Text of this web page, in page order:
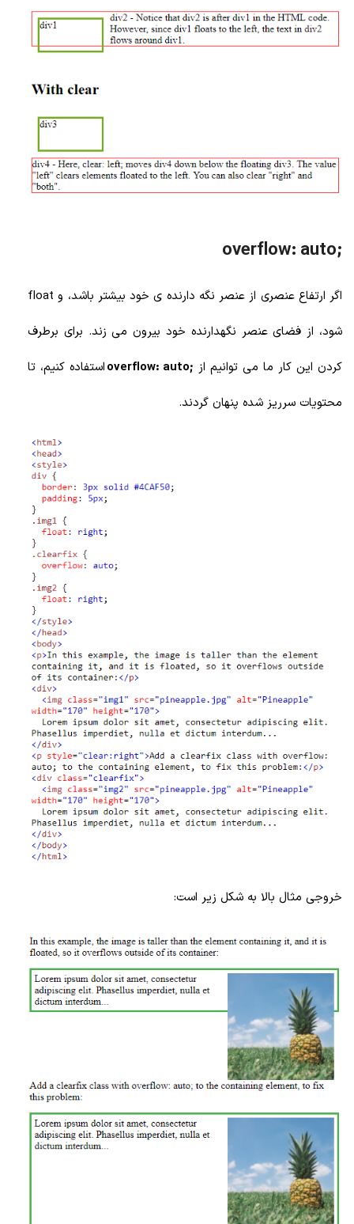
;overflow: auto
اگر ارتفاع عنصری از عنصر نگه دارنده ی خود بیشتر باشد، و float
شود، از فضای عنصر نگهدارنده خود بیرون می زند. برای برطرف
کردن این کار ما می توانیم از ;overflow: auto
استفاده کنیم، تا
محتویات سرریز شده پنهان گردند.
خروجی مثال بالا به شکل زیر است: